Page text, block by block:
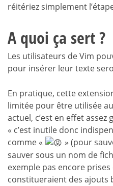
réitériez simplement
A quoi ça sert ?
Les utilisateurs de Vim
pour insérer leur texte
En pratique, cette
limitée pour être utilisée
actuel, c’est en effet assez
« c’est inutile donc
comme «
» (pour
sauver sous un nom de
exemple pas encore
constitueraient des ajouts